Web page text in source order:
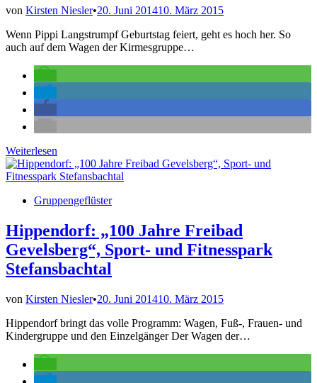
von Kirsten Niesler•20. Juni 201410. März 2015
Wenn Pippi Langstrumpf Geburtstag feiert, geht es hoch her. So
auch auf dem Wagen der Kirmesgruppe…
Berge:
Pippi
Langstrumpf
Geburtstag
Weiterlesen
Veröffentlicht
Gruppengeflüster
Hippendorf: „100 Jahre Freibad
Gevelsberg“, Sport- und Fitnesspark
Stefansbachtal
von Kirsten Niesler•20. Juni 201410. März 2015
Hippendorf bringt das volle Programm: Wagen, Fuß-, Frauen- und
Kindergruppe und den Einzelgänger Der Wagen der…